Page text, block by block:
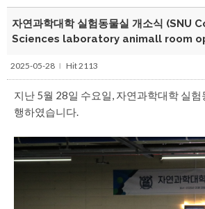
자연과학대학 실험동물실 개소식
Sciences laboratory animall room
2025-05-28 l Hit 2113
지난 5월 28일 수요일, 자연과학대학 실험
행하였습니다.